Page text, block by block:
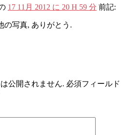
17 11月 2012 に 20 H 59 分 前記:
の写真, ありがとう.
公開されません. 必須フィールド